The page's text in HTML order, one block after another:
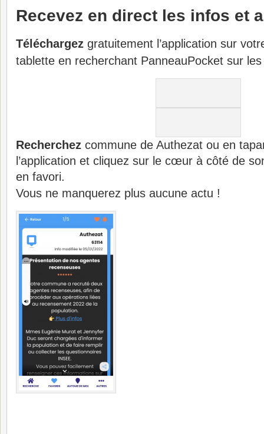
Recevez en direct les infos et
Téléchargez gratuitement l’application sur
tablette en recherchant PanneauPocket sur
Recherchez commune de Authezat ou en
l’application et cliquez sur le cœur à côté de
en favori.
Vous ne manquerez plus aucune actu !